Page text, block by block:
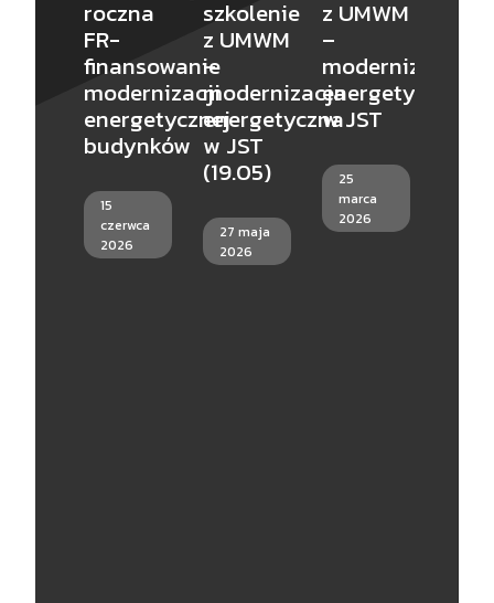
roczna
FR-
finansowanie
modernizacji
energetycznej
budynków
15
czerwca
2026
szkolenie
z UMWM
–
modernizacja
energetyczna
w JST
(19.05)
27 maja
2026
z UMWM
–
modernizacja
energetyczna
w JST
25
marca
2026